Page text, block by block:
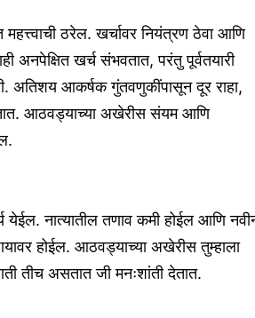
ठरेल. खर्चावर नियंत्रण ठेवा आणि
अनपेक्षित खर्च संभवतात, परंतु पूर्वतयारी
अतिशय आकर्षक गुंतवणुकींपासून दूर राहा,
आठवड्याच्या अखेरीस संयम आणि
येईल. नात्यातील तणाव कमी होईल आणि
होईल. आठवड्याच्या अखेरीस तुम्हाला
तीच असतात जी मनःशांती देतात.